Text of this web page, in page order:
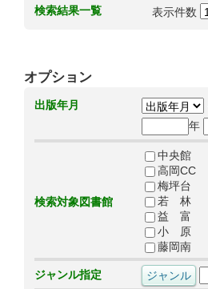
検索結果一覧 表示件数
オプション
出版年月
年
検索対象図書館
中央館
高岡CC
梅坪台
若 林
益 富
小 原
藤岡南
ジャンル指定